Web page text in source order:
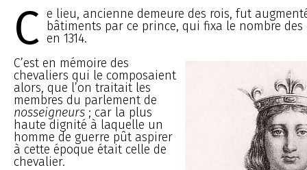
C e lieu, ancienne demeure des rois, fut
bâtiments par ce prince, qui fixa le nombre
en 1314.
C’est en mémoire des
chevaliers qui le composaient
alors, que l’on traitait les
membres du parlement de
nosseigneurs ; car la plus
haute dignité à laquelle un
homme de guerre pût aspirer
à cette époque était celle de
chevalier.